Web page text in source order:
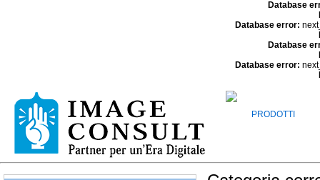
Database
Database error:
Database
Database error:
PRODOTTI